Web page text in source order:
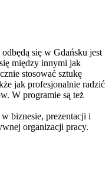
się w Gdańsku jest
między innymi jak
stosować sztukę
jak profesjonalnie radzić
W programie są też
biznesie, prezentacji i
organizacji pracy.